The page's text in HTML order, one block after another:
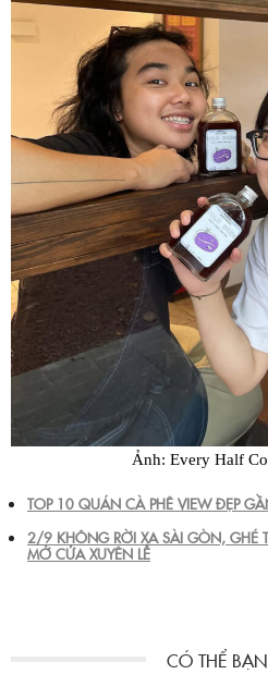
Ảnh: Every Half
TOP 10 QUÁN CÀ PHÊ VIEW ĐẸP
2/9 KHÔNG RỜI XA SÀI GÒN, GHÉ
MỞ CỬA XUYÊN LỄ